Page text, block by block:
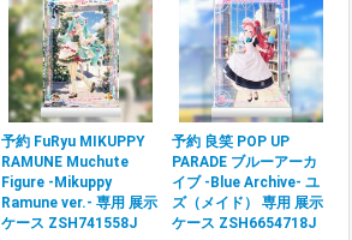
予約 FuRyu MIKUPPY
RAMUNE Muchute
Figure -Mikuppy
Ramune ver.- 専用 展示
ケース ZSH741558J
予約 良笑 POP UP
PARADE ブルーアーカ
イブ -Blue Archive- ユ
ズ（メイド） 専用 展示
ケース ZSH6654718J